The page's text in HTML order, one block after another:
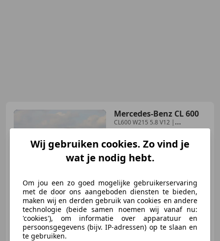
Mercedes-Benz CL 600
CL600 W215 5.8 V12 |
148.000KM | NL Auto | BOSE |
€ 15.950
01/2000 148.000 km Benzine 270 kW (367 PK)
Wij gebruiken cookies. Zo vind je
wat je nodig hebt.
Om jou een zo goed mogelijke gebruikerservaring
met de door ons aangeboden diensten te bieden,
maken wij en derden gebruik van cookies en andere
technologie (beide samen noemen wij vanaf nu:
'cookies'), om informatie over apparatuur en
persoonsgegevens (bijv. IP-adressen) op te slaan en
te gebruiken.